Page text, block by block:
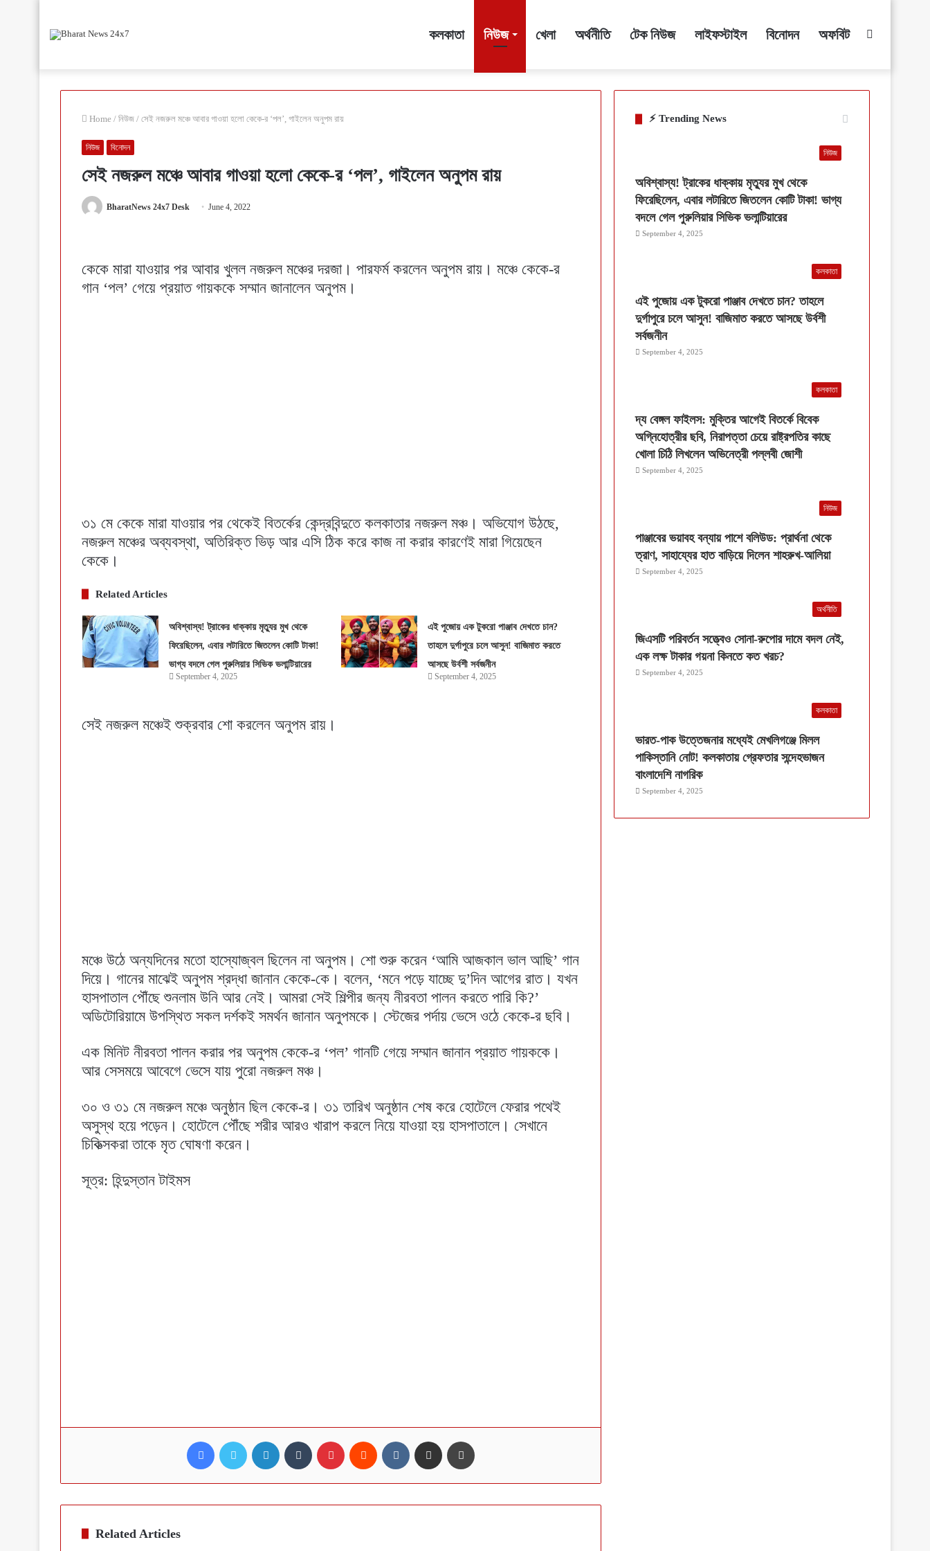
কলকাতা নিউজ খেলা অর্থনীতি টেক নিউজ লাইফস্টাইল বিনোদন অফবিট
Home / নিউজ / সেই নজরুল মঞ্চে আবার গাওয়া হলো কেকে-র ‘পল’, গাইলেন অনুপম রায়
নিউজ বিনোদন
সেই নজরুল মঞ্চে আবার গাওয়া হলো কেকে-র ‘পল’, গাইলেন অনুপম রায়
BharatNews 24x7 Desk June 4, 2022
কেকে মারা যাওয়ার পর আবার খুলল নজরুল মঞ্চের দরজা। পারফর্ম করলেন অনুপম রায়। মঞ্চে কেকে-র
গান ‘পল’ গেয়ে প্রয়াত গায়ককে সম্মান জানালেন অনুপম।
৩১ মে কেকে মারা যাওয়ার পর থেকেই বিতর্কের কেন্দ্রবিন্দুতে কলকাতার নজরুল মঞ্চ। অভিযোগ উঠছে,
নজরুল মঞ্চের অব্যবস্থা, অতিরিক্ত ভিড় আর এসি ঠিক করে কাজ না করার কারণেই মারা গিয়েছেন
কেকে।
Related Articles
অবিশ্বাস্য! ট্রাকের ধাক্কায় মৃত্যুর মুখ থেকে
ফিরেছিলেন, এবার লটারিতে জিতলেন কোটি টাকা!
ভাগ্য বদলে গেল পুরুলিয়ার সিভিক ভলান্টিয়ারের
September 4, 2025
এই পুজোয় এক টুকরো পাঞ্জাব দেখতে চান?
তাহলে দুর্গাপুরে চলে আসুন! বাজিমাত করতে
আসছে উর্বশী সর্বজনীন
September 4, 2025
সেই নজরুল মঞ্চেই শুক্রবার শো করলেন অনুপম রায়।
মঞ্চে উঠে অন্যদিনের মতো হাস্যোজ্বল ছিলেন না অনুপম। শো শুরু করেন ‘আমি আজকাল ভাল আছি’ গান
দিয়ে। গানের মাঝেই অনুপম শ্রদ্ধা জানান কেকে-কে। বলেন, ‘মনে পড়ে যাচ্ছে দু’দিন আগের রাত। যখন
হাসপাতাল পৌঁছে শুনলাম উনি আর নেই। আমরা সেই শিল্পীর জন্য নীরবতা পালন করতে পারি কি?’
অডিটোরিয়ামে উপস্থিত সকল দর্শকই সমর্থন জানান অনুপমকে। স্টেজের পর্দায় ভেসে ওঠে কেকে-র ছবি।
এক মিনিট নীরবতা পালন করার পর অনুপম কেকে-র ‘পল’ গানটি গেয়ে সম্মান জানান প্রয়াত গায়ককে।
আর সেসময়ে আবেগে ভেসে যায় পুরো নজরুল মঞ্চ।
৩০ ও ৩১ মে নজরুল মঞ্চে অনুষ্ঠান ছিল কেকে-র। ৩১ তারিখ অনুষ্ঠান শেষ করে হোটেলে ফেরার পথেই
অসুস্থ হয়ে পড়েন। হোটেলে পৌঁছে শরীর আরও খারাপ করলে নিয়ে যাওয়া হয় হাসপাতালে। সেখানে
চিকিত্‍সকরা তাকে মৃত ঘোষণা করেন।
সূত্র: হিন্দুস্তান টাইমস
Facebook Twitter LinkedIn Tumblr Pinterest Reddit VKontakte Share via Email
Related Articles
⚡ Trending News
নিউজ
অবিশ্বাস্য! ট্রাকের ধাক্কায় মৃত্যুর মুখ থেকে
ফিরেছিলেন, এবার লটারিতে জিতলেন কোটি টাকা! ভাগ্য
বদলে গেল পুরুলিয়ার সিভিক ভলান্টিয়ারের
September 4, 2025
কলকাতা
এই পুজোয় এক টুকরো পাঞ্জাব দেখতে চান? তাহলে
দুর্গাপুরে চলে আসুন! বাজিমাত করতে আসছে উর্বশী
সর্বজনীন
September 4, 2025
কলকাতা
দ্য বেঙ্গল ফাইলস: মুক্তির আগেই বিতর্কে বিবেক
অগ্নিহোত্রীর ছবি, নিরাপত্তা চেয়ে রাষ্ট্রপতির কাছে
খোলা চিঠি লিখলেন অভিনেত্রী পল্লবী জোশী
September 4, 2025
নিউজ
পাঞ্জাবের ভয়াবহ বন্যায় পাশে বলিউড: প্রার্থনা থেকে
ত্রাণ, সাহায্যের হাত বাড়িয়ে দিলেন শাহরুখ-আলিয়া
September 4, 2025
অর্থনীতি
জিএসটি পরিবর্তন সত্ত্বেও সোনা-রুপোর দামে বদল নেই,
এক লক্ষ টাকার গয়না কিনতে কত খরচ?
September 4, 2025
কলকাতা
ভারত-পাক উত্তেজনার মধ্যেই মেখলিগঞ্জে মিলল
পাকিস্তানি নোট! কলকাতায় গ্রেফতার সন্দেহভাজন
বাংলাদেশি নাগরিক
September 4, 2025